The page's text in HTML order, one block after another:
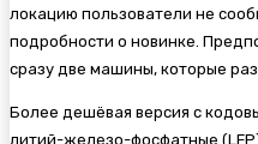
локацию пользователи не
подробности о новинке.
сразу две машины, которые
Более дешёвая версия с
литий-железо-фосфатные